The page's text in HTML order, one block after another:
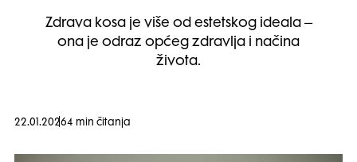
Zdrava kosa je više od estetskog ideala –
ona je odraz općeg zdravlja i načina
života.
22.01.20264 min čitanja